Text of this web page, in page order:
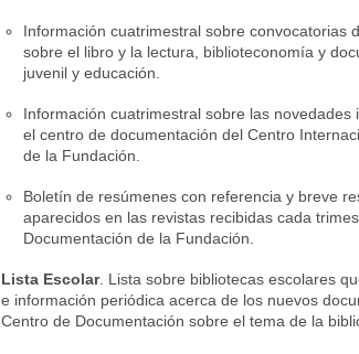
Información cuatrimestral sobre convocatorias
sobre el libro y la lectura, biblioteconomía y
juvenil y educación.
Información cuatrimestral sobre las novedades
el centro de documentación del Centro
de la Fundación.
Boletín de resúmenes con referencia y breve
aparecidos en las revistas recibidas cada
Documentación de la Fundación.
Lista Escolar. Lista sobre bibliotecas escolares
e información periódica acerca de los nuevos
Centro de Documentación sobre el tema de la